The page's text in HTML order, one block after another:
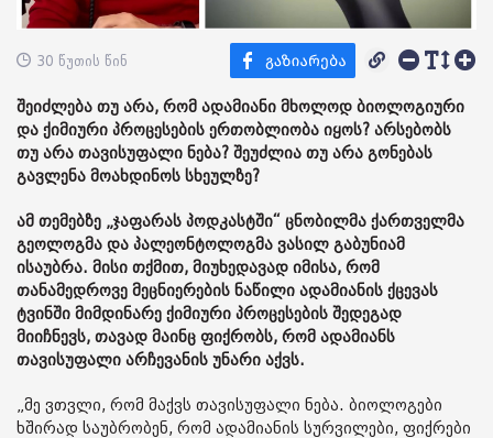
30 წუთის წინ
შეიძლება თუ არა, რომ ადამიანი მხოლოდ ბიოლოგიური
და ქიმიური პროცესების ერთობლიობა იყოს? არსებობს
თუ არა თავისუფალი ნება? შეუძლია თუ არა გონებას
გავლენა მოახდინოს სხეულზე?
ამ თემებზე „ჯაფარას პოდკასტში“ ცნობილმა ქართველმა
გეოლოგმა და პალეონტოლოგმა ვასილ გაბუნიამ
ისაუბრა. მისი თქმით, მიუხედავად იმისა, რომ
თანამედროვე მეცნიერების ნაწილი ადამიანის ქცევას
ტვინში მიმდინარე ქიმიური პროცესების შედეგად
მიიჩნევს, თავად მაინც ფიქრობს, რომ ადამიანს
თავისუფალი არჩევანის უნარი აქვს.
„მე ვთვლი, რომ მაქვს თავისუფალი ნება. ბიოლოგები
ხშირად საუბრობენ, რომ ადამიანის სურვილები, ფიქრები